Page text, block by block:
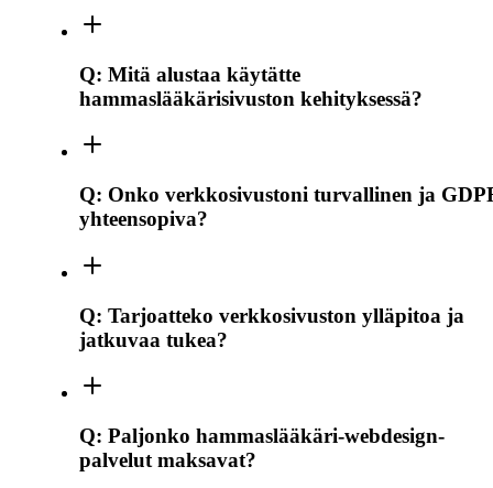
Q: Mitä alustaa käytätte
hammaslääkärisivuston kehityksessä?
Q: Onko verkkosivustoni turvallinen ja
yhteensopiva?
Q: Tarjoatteko verkkosivuston ylläpitoa ja
jatkuvaa tukea?
Q: Paljonko hammaslääkäri-webdesign-
palvelut maksavat?